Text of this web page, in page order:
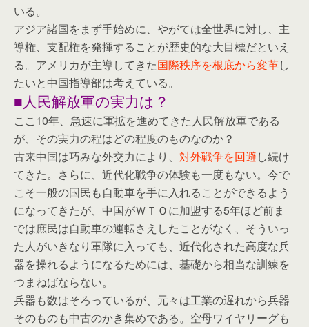
いる。
アジア諸国をまず手始めに、やがては全世界に対し、主
導権、支配権を発揮することが歴史的な大目標だといえ
る。アメリカが主導してきた国際秩序を根底から変革し
たいと中国指導部は考えている。
■人民解放軍の実力は？
ここ10年、急速に軍拡を進めてきた人民解放軍である
が、その実力の程はどの程度のものなのか？
古来中国は巧みな外交力により、 対外戦争を回避し続け
てきた。さらに、近代化戦争の体験も一度もない。今で
こそ一般の国民も自動車を手に入れることができるよう
になってきたが、中国がＷＴＯに加盟する5年ほど前ま
では庶民は自動車の運転さえしたことがなく、そういっ
た人がいきなり軍隊に入っても、近代化された高度な兵
器を操れるようになるためには、基礎から相当な訓練を
つまねばならない。
兵器も数はそろっているが、元々は工業の遅れから兵器
そのものも中古のかき集めである。空母ワイヤリーグも